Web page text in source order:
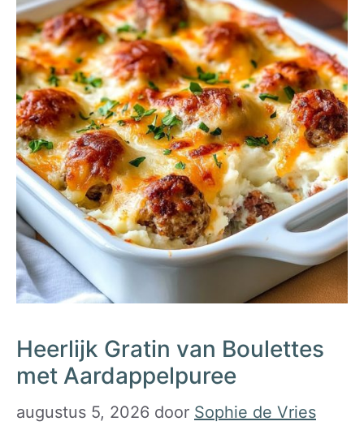
Heerlijk Gratin van Boulettes
met Aardappelpuree
augustus 5, 2026 door Sophie de Vries